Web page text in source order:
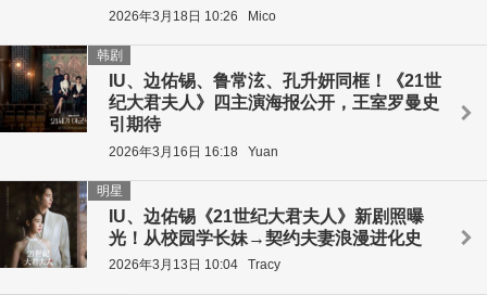
2026年3月18日 10:26 Mico
IU、边佑锡、鲁常泫、孔升妍同框！《21世
纪大君夫人》四主演海报公开，王室罗曼史
引期待
韩剧
2026年3月16日 16:18 Yuan
IU、边佑锡《21世纪大君夫人》新剧照曝
光！从校园学长妹→契约夫妻浪漫进化史
明星
2026年3月13日 10:04 Tracy